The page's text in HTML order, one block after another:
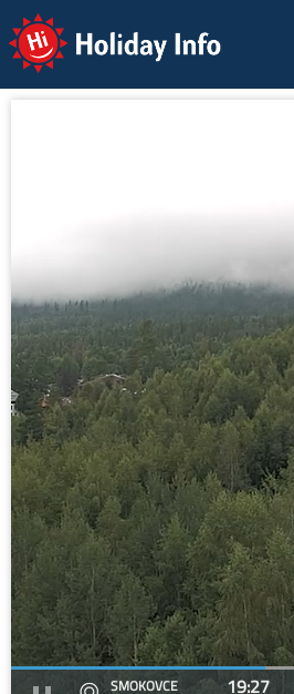
Holiday Info
SMOKOVCE
19:27